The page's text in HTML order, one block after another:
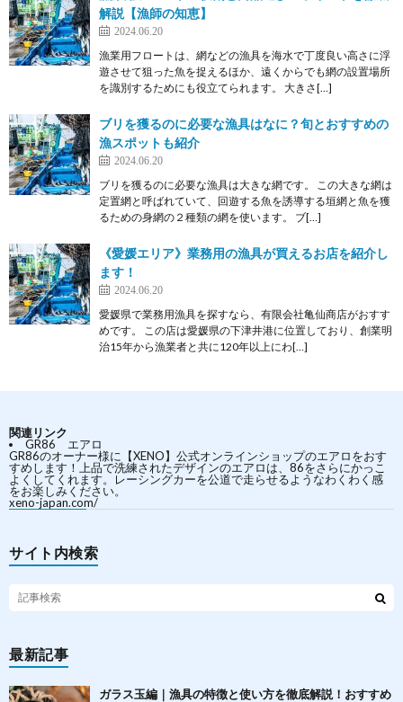
解説【漁師の知恵】
2024.06.20
漁業用フロートは、網などの漁具を海水で丁度良い高さに浮
遊させて狙った魚を捉えるほか、遠くからでも網の設置場所
を識別するためにも役立てられます。 大きさ[…]
ブリを獲るのに必要な漁具はなに？旬とおすすめの
漁スポットも紹介
2024.06.20
ブリを獲るのに必要な漁具は大きな網です。 この大きな網は
定置網と呼ばれていて、回遊する魚を誘導する垣網と魚を獲
るための身網の２種類の網を使います。 ブ[…]
《愛媛エリア》業務用の漁具が買えるお店を紹介し
ます！
2024.06.20
愛媛県で業務用漁具を探すなら、有限会社亀仙商店がおすす
めです。 この店は愛媛県の下津井港に位置しており、創業明
治15年から漁業者と共に120年以上にわ[…]
関連リンク
GR86 エアロ
GR86のオーナー様に【XENO】公式オンラインショップのエアロをおす
すめします！上品で洗練されたデザインのエアロは、86をさらにかっこ
よくしてくれます。レーシングカーを公道で走らせるようなわくわく感
をお楽しみください。
xeno-japan.com/
サイト内検索
最新記事
ガラス玉編｜漁具の特徴と使い方を徹底解説！おすすめ